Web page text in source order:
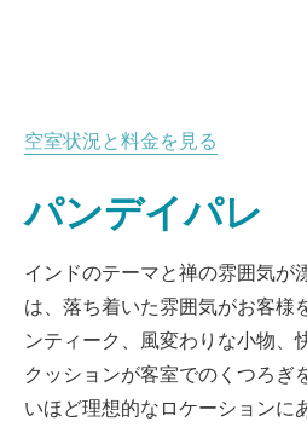
空室状況と料金を見る
パンデイパレ
インドのテーマと禅の雰囲気が
は、落ち着いた雰囲気がお客様
ンティーク、風変わりな小物、
クッションが客室でのくつろぎ
いほど理想的なロケーションに